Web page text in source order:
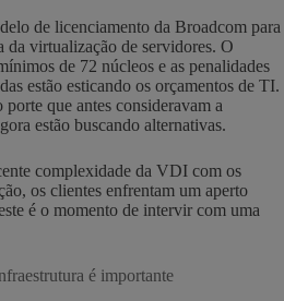
de licenciamento da Broadcom para
virtualização de servidores. O
de 72 núcleos e as penalidades
estão esticando os orçamentos de TI.
que antes consideravam a
estão buscando alternativas.
complexidade da VDI com os
os clientes enfrentam um aperto
é o momento de intervir com uma
é importante